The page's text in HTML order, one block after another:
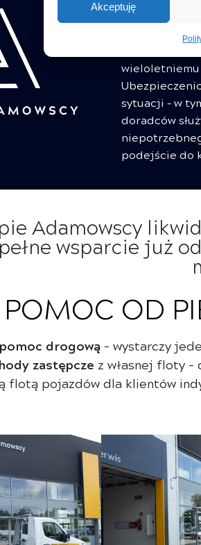
Akceptuję
Proces
zgłoszenia
skutecznie i
wieloletniemu
sytuacji – w
doradców
podejście do
Adamowscy
wsparcie już
POMOC OD
drogową – wystarczy
zastępcze z własnej floty –
flotą pojazdów dla klientów